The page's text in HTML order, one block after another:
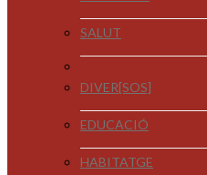
SALUT
DIVER[SOS]
EDUCACIÓ
HABITATGE